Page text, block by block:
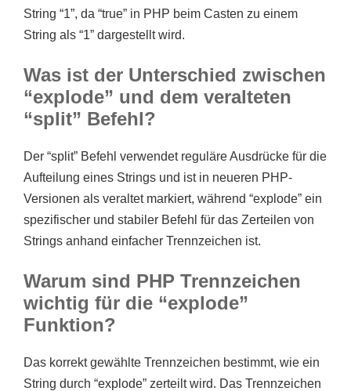
String “1”, da “true” in PHP beim Casten zu einem
String als “1” dargestellt wird.
Was ist der Unterschied zwischen
“explode” und dem veralteten
“split” Befehl?
Der “split” Befehl verwendet reguläre Ausdrücke für die
Aufteilung eines Strings und ist in neueren PHP-
Versionen als veraltet markiert, während “explode” ein
spezifischer und stabiler Befehl für das Zerteilen von
Strings anhand einfacher Trennzeichen ist.
Warum sind PHP Trennzeichen
wichtig für die “explode”
Funktion?
Das korrekt gewählte Trennzeichen bestimmt, wie ein
String durch “explode” zerteilt wird. Das Trennzeichen